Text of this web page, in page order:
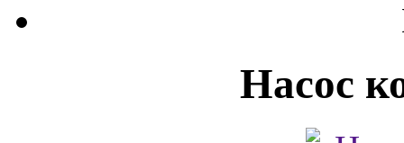
Насос